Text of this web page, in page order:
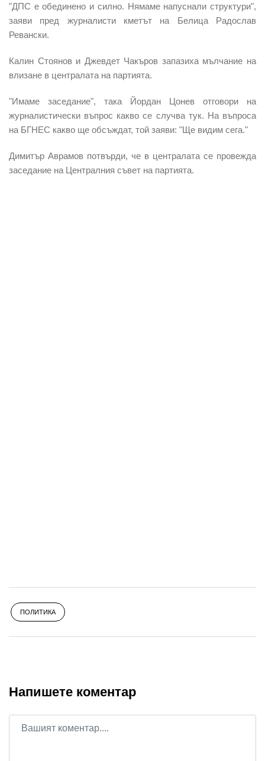
"ДПС е обединено и силно. Нямаме напуснали структури",
заяви пред журналисти кметът на Белица Радослав
Ревански.
Калин Стоянов и Джевдет Чакъров запазиха мълчание на
влизане в централата на партията.
"Имаме заседание", така Йордан Цонев отговори на
журналистически въпрос какво се случва тук. На въпроса
на БГНЕС какво ще обсъждат, той заяви: "Ще видим сега."
Димитър Аврамов потвърди, че в централата се провежда
заседание на Централния съвет на партията.
ПОЛИТИКА
Напишете коментар